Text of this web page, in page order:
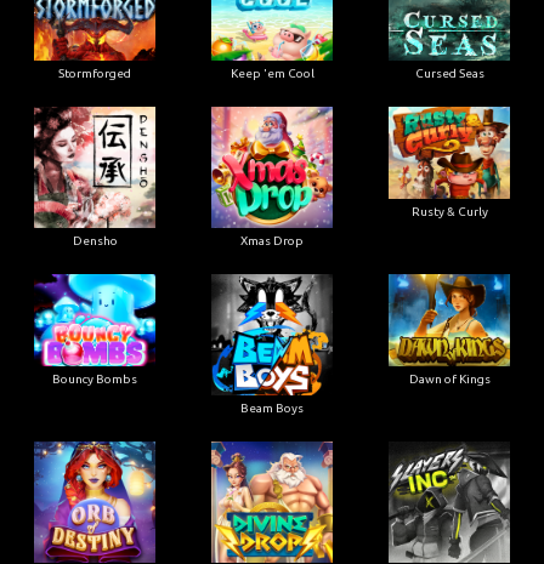
Stormforged Keep 'em Cool Cursed Seas
Densho Xmas Drop
Rusty & Curly
Bouncy Bombs
Beam Boys
Dawn of Kings